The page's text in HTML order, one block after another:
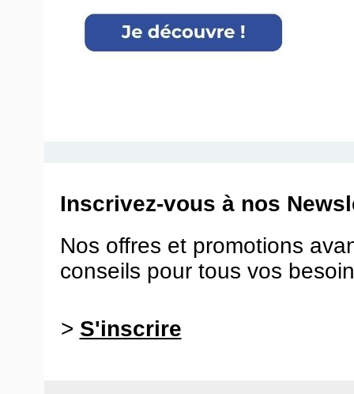
Inscrivez-vous à nos
Nos offres et promotions
conseils pour tous vos
> S'inscrire